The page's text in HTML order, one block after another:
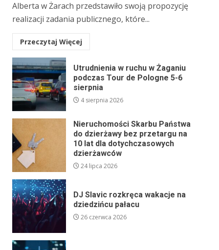
Alberta w Żarach przedstawiło swoją propozycję
realizacji zadania publicznego, które...
Przeczytaj Więcej
Utrudnienia w ruchu w Żaganiu
podczas Tour de Pologne 5-6
sierpnia
4 sierpnia 2026
Nieruchomości Skarbu Państwa
do dzierżawy bez przetargu na
10 lat dla dotychczasowych
dzierżawców
24 lipca 2026
DJ Slavic rozkręca wakacje na
dziedzińcu pałacu
26 czerwca 2026